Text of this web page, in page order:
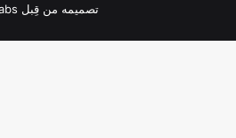
تصميمه من قِبل TieLabs